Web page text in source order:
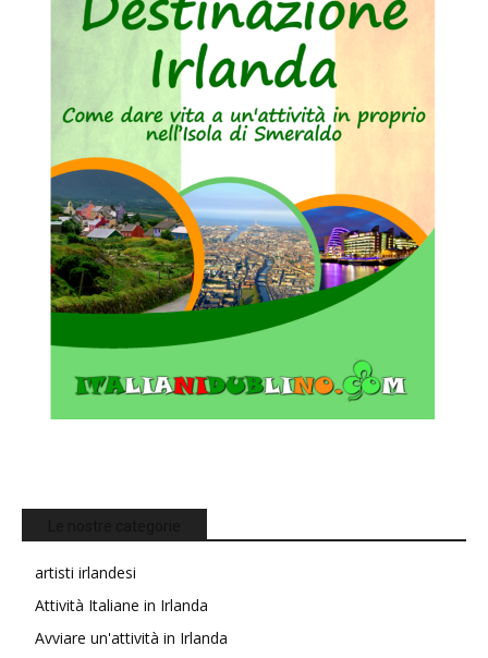
artisti irlandesi
Attività Italiane in Irlanda
Avviare un'attività in Irlanda